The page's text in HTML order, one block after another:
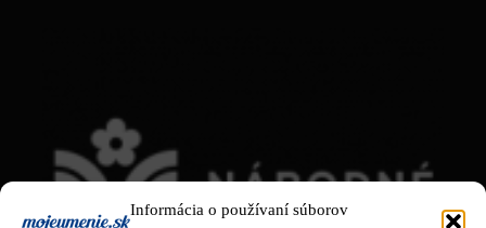
Informácia o používaní súborov